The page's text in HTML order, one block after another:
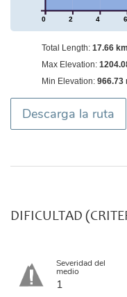
0 2 4 6
Total Length: 17.66 km
Max Elevation:
Min Elevation: 966.73
Descarga la ruta
DIFICULTAD
Severidad del
medio
1